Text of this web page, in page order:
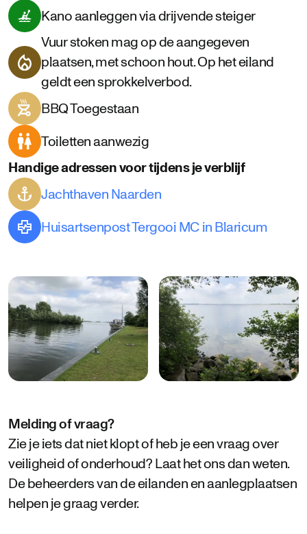
Kano aanleggen via drijvende steiger
Vuur stoken mag op de aangegeven
plaatsen, met schoon hout. Op het eiland
geldt een sprokkelverbod.
BBQ Toegestaan
Toiletten aanwezig
Handige adressen voor tijdens je verblijf
Jachthaven Naarden
Huisartsenpost Tergooi MC in Blaricum
Melding of vraag?
Zie je iets dat niet klopt of heb je een vraag over
veiligheid of onderhoud? Laat het ons dan weten.
De beheerders van de eilanden en aanlegplaatsen
helpen je graag verder.